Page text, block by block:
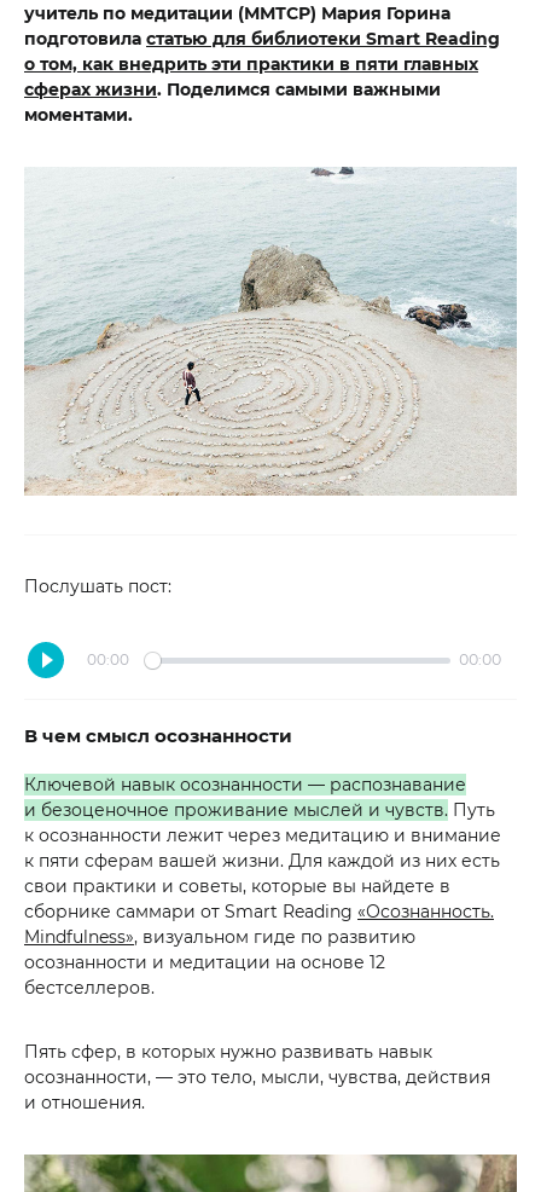
учитель по медитации (ММТСР) Мария Горина
подготовила статью для библиотеки Smart Reading
о том, как внедрить эти практики в пяти главных
сферах жизни. Поделимся самыми важными
моментами.
Послушать пост:
00:00 00:00
В чем смысл осознанности
Ключевой навык осознанности — распознавание
и безоценочное проживание мыслей и чувств. Путь
к осознанности лежит через медитацию и внимание
к пяти сферам вашей жизни. Для каждой из них есть
свои практики и советы, которые вы найдете в
сборнике саммари от Smart Reading «Осознанность.
Mindfulness», визуальном гиде по развитию
осознанности и медитации на основе 12
бестселлеров.
Пять сфер, в которых нужно развивать навык
осознанности, — это тело, мысли, чувства, действия
и отношения.